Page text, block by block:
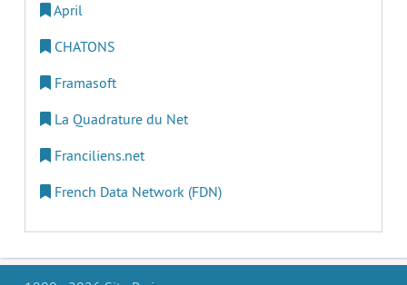
April
CHATONS
Framasoft
La Quadrature du Net
Franciliens.net
French Data Network (FDN)